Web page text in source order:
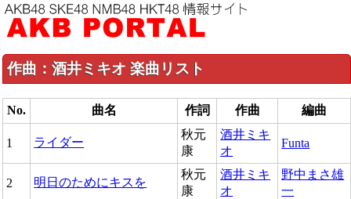
作曲：酒井ミキオ 楽曲リスト
No. 曲名 作詞 作曲 編曲
1 ライダー
秋元
康
酒井ミキ
オ
Funta
2 明日のためにキスを
秋元
康
酒井ミキ
オ
野中まさ雄
一